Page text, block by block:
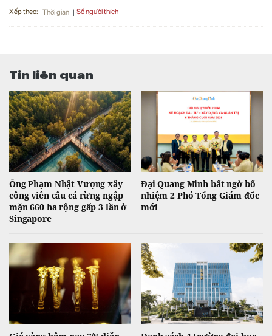
Xếp theo: Thời gian Số người thích
Tin liên quan
Ông Phạm Nhật Vượng xây
công viên câu cá rừng ngập
mặn 660 ha rộng gấp 3 lần ở
Singapore
Đại Quang Minh bất ngờ bổ
nhiệm 2 Phó Tổng Giám đốc
mới